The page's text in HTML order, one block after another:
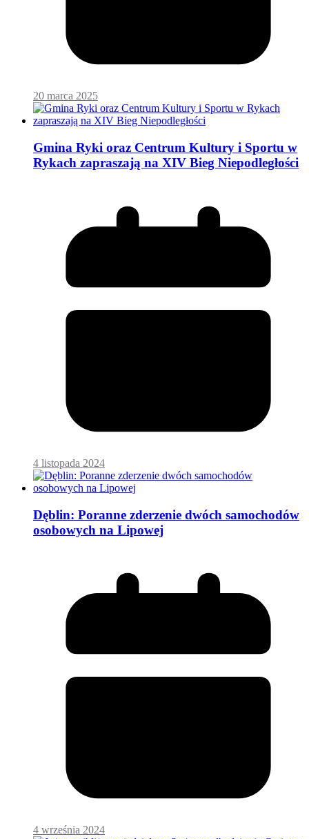
20 marca 2025
Gmina Ryki oraz Centrum Kultury i Sportu w
Rykach zapraszają na XIV Bieg Niepodległości
4 listopada 2024
Dęblin: Poranne zderzenie dwóch samochodów
osobowych na Lipowej
4 września 2024